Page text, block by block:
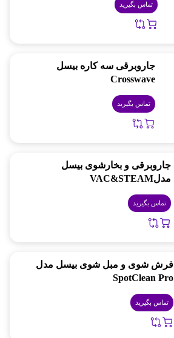
تماس بگیرید
جاروبرقی سه کاره بیسل
Crosswave
تماس بگیرید
جاروبرقی و بخارشوی بیسل
مدلVAC&STEAM
تماس بگیرید
فرش شوی و مبل شوی بیسل مدل
SpotClean Pro
تماس بگیرید